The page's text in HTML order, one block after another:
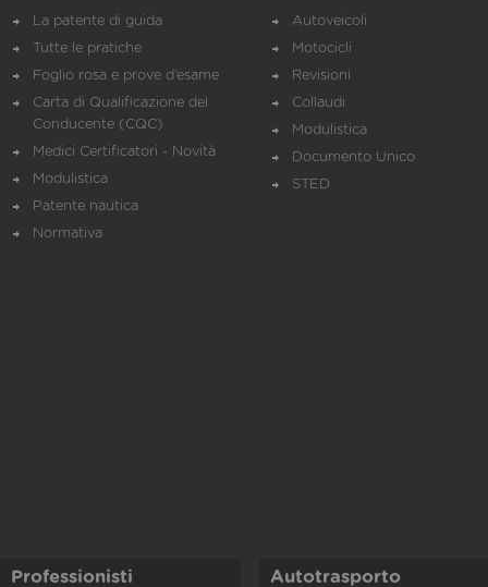
La patente di guida
Tutte le pratiche
Foglio rosa e prove d’esame
Carta di Qualificazione del
Conducente (CQC)
Medici Certificatori - Novità
Modulistica
Patente nautica
Normativa
Autoveicoli
Motocicli
Revisioni
Collaudi
Modulistica
Documento Unico
STED
Professionisti Autotrasporto